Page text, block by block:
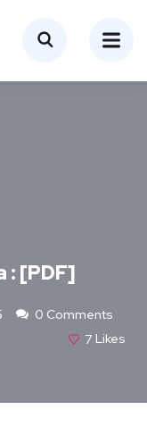
: [PDF]
0 Comments
7 Likes